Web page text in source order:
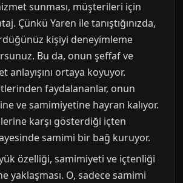
sunması, müşterileri için
Çünkü Yaren ile tanıştığınızda,
kişiyi deneyimleme
Bu da, onun şeffaf ve
anlayışını ortaya koyuyor.
faydalananlar, onun
ve samimiyetine hayran kalıyor.
karşı gösterdiği içten
samimi bir bağ kuruyor.
özelliği, samimiyeti ve içtenliği
yaklaşması. O, sadece samimi